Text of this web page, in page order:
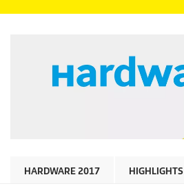
HARDWARE 2017 HIGHLIGHTS